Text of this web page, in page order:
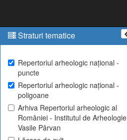
Straturi tematice
Repertoriul arheologic național -
puncte
Repertoriul arheologic național -
poligoane
Arhiva Repertoriul arheologic al
României - Institutul de Arheologie
Vasile Pârvan